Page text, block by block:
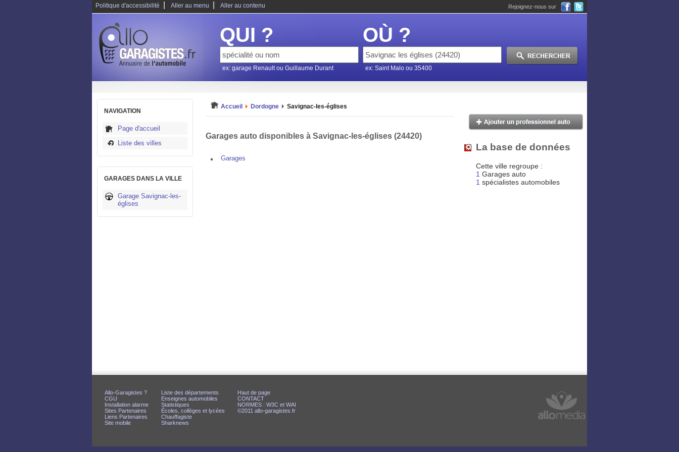
Politique d'accessibilité Aller au menu Aller au contenu Rejoignez-nous sur
QUI ?
ex: garage Renault ou Guillaume Durant
OÙ ?
ex: Saint Malo ou 35400
NAVIGATION
Page d'accueil
Liste des villes
GARAGES DANS LA VILLE
Garage Savignac-les-
églises
Accueil Dordogne Savignac-les-églises
Garages auto disponibles à Savignac-les-églises (24420)
Garages
La base de données
Cette ville regroupe :
1 Garages auto
1 spécialistes automobiles
Allo-Garagistes ?
CGU
Installation alarme
Sites Partenaires
Liens Partenaires
Site mobile
Liste des départements
Enseignes automobiles
Statistiques
Écoles, collèges et lycées
Chauffagiste
Sharknews
Haut de page
CONTACT
NORMES : W3C et WAI
©2011 allo-garagistes.fr